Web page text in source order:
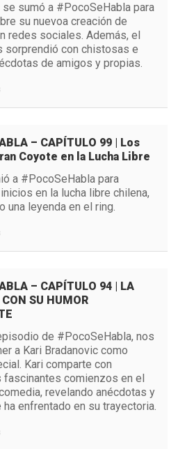
se sumó a #PocoSeHabla para
su nuevoa creación de
redes sociales. Además, el
sorprendió con chistosas e
de amigos y propias.
– CAPÍTULO 99 | Los
Coyote en la Lucha Libre
a #PocoSeHabla para
en la lucha libre chilena,
una leyenda en el ring.
– CAPÍTULO 94 | LA
CON SU HUMOR
de #PocoSeHabla, nos
a Kari Bradanovic como
Kari comparte con
comienzos en el
revelando anécdotas y
enfrentado en su trayectoria.